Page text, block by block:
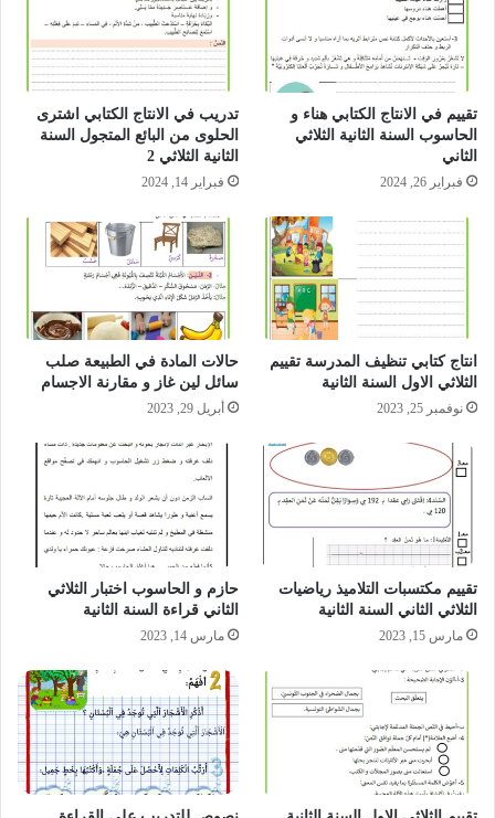
تقييم في الانتاج الكتابي هناء و
الحاسوب السنة الثانية الثلاثي
الثاني
فبراير 26, 2024
تدريب في الانتاج الكتابي اشترى
الحلوى من البائع المتجول السنة
الثانية الثلاثي 2
فبراير 14, 2024
انتاج كتابي تنظيف المدرسة تقييم
الثلاثي الاول السنة الثانية
نوفمبر 25, 2023
حالات المادة في الطبيعة صلب
سائل لين غاز و مقارنة الاجسام
أبريل 29, 2023
تقييم مكتسبات التلاميذ رياضيات
الثلاثي الثاني السنة الثانية
مارس 15, 2023
حازم و الحاسوب اختبار الثلاثي
الثاني قراءة السنة الثانية
مارس 14, 2023